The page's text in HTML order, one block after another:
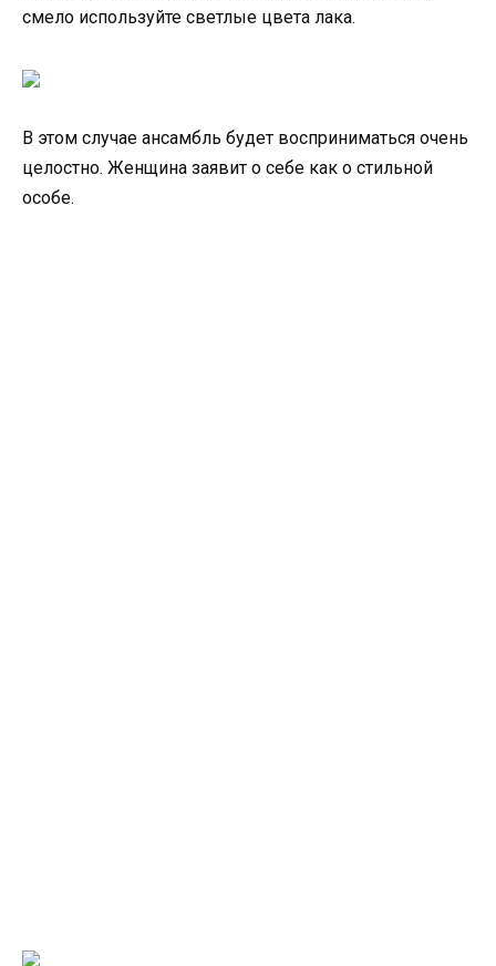
смело используйте светлые цвета лака.
В этом случае ансамбль будет восприниматься очень
целостно. Женщина заявит о себе как о стильной
особе.